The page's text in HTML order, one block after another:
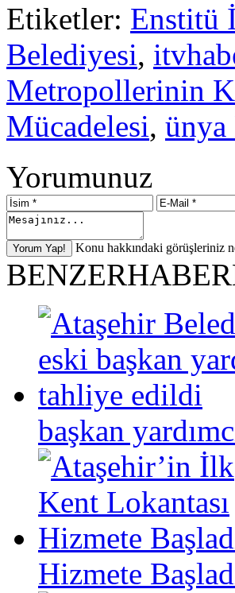
Etiketler: Enstitü
Belediyesi,
Metropollerinin
Mücadelesi,
Yorumunuz
Konu hakkındaki görüşleriniz
BENZER
başkan
Hizmete